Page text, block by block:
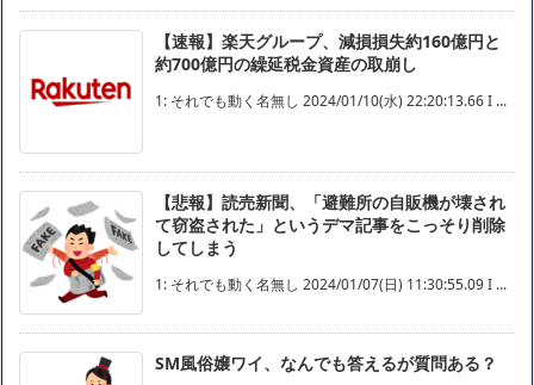
【速報】楽天グループ、減損損失約160億円と
約700億円の繰延税金資産の取崩し
1: それでも動く名無し 2024/01/10(水) 22:20:13.66 I ...
【悲報】読売新聞、「避難所の自販機が壊され
て窃盗された」というデマ記事をこっそり削除
してしまう
1: それでも動く名無し 2024/01/07(日) 11:30:55.09 I ...
SM風俗嬢ワイ、なんでも答えるが質問ある？